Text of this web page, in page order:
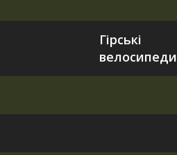
Гірські
велосипеди